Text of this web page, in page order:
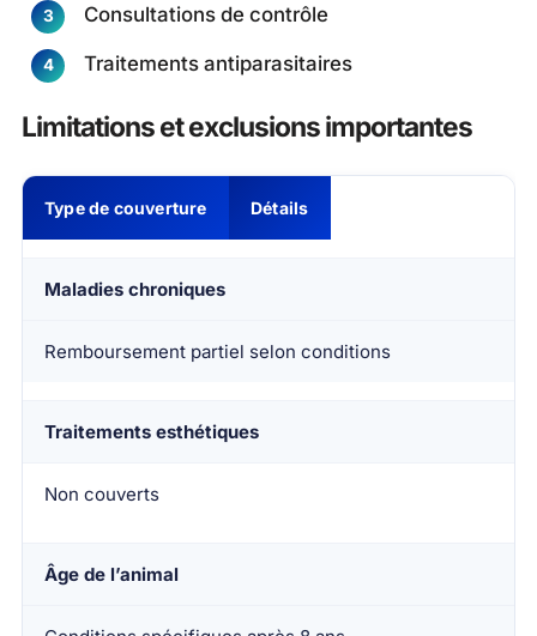
Consultations de contrôle
Traitements antiparasitaires
Limitations et exclusions importantes
Type de couverture Détails
Maladies chroniques
Remboursement partiel selon conditions
Traitements esthétiques
Non couverts
Âge de l’animal